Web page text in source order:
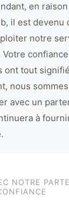
en
il est devenu
notre
ont tout
nous
avec un
à
NOTRE